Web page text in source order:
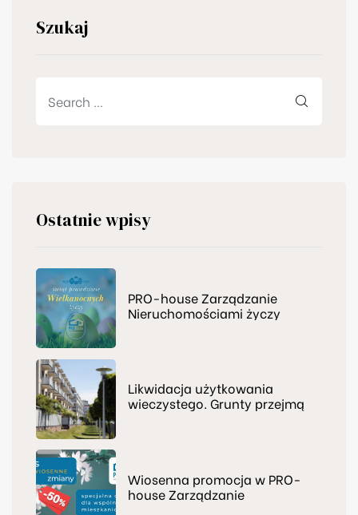
Szukaj
Ostatnie wpisy
PRO-house Zarządzanie
Nieruchomościami życzy
Likwidacja użytkowania
wieczystego. Grunty przejmą
Wiosenna promocja w PRO-
house Zarządzanie